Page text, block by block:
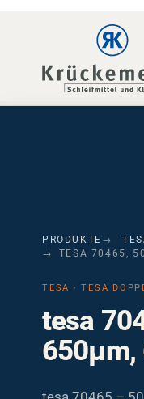
PRODUKTE
TESA 70465,
tesa
tesa 70465 –